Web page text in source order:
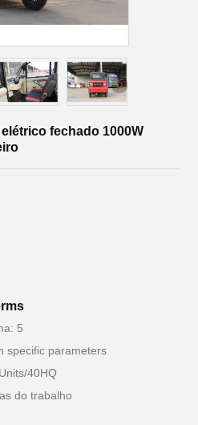
fechado 1000W
5
specific parameters
40HQ
do trabalho